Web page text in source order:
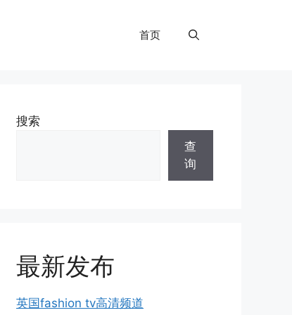
首页
搜索
查
询
最新发布
英国fashion tv高清频道